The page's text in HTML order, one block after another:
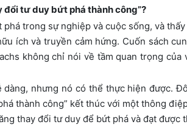
đổi tư duy bứt phá thành công”?
trong sự nghiệp và cuộc sống, và
ích và truyền cảm hứng. Cuốn sách
không chỉ nói về tầm quan trọng
nhưng nó có thể thực hiện được.
thành công” kết thúc với một thông
thay đổi tư duy để bứt phá và đạt được